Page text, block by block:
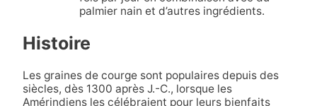
palmier nain et d’autres ingrédients.
Histoire
Les graines de courge sont populaires depuis des
siècles, dès 1300 après J.-C., lorsque les
Amérindiens les célébraient pour leurs bienfaits